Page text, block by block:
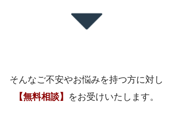
そんなご不安やお悩みを持つ方に対し
【無料相談】 をお受けいたします。